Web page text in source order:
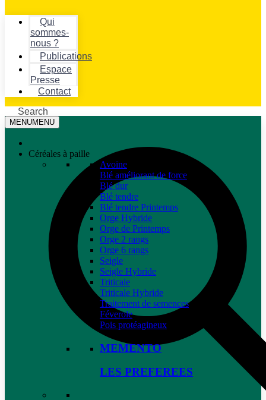
Qui
sommes-
nous ?
Publications
Espace
Presse
Contact
Search
MENUMENU
Céréales à paille
Avoine
Blé améliorant de force
Blé dur
Blé tendre
Blé tendre Printemps
Orge Hybride
Orge de Printemps
Orge 2 rangs
Orge 6 rangs
Seigle
Seigle Hybride
Triticale
Triticale Hybride
Traitement de semences
Féverole
Pois protéagineux
MEMENTO
LES PREFEREES